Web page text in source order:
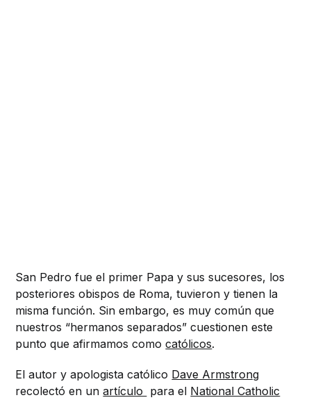
San Pedro fue el primer Papa y sus sucesores, los
posteriores obispos de Roma, tuvieron y tienen la
misma función. Sin embargo, es muy común que
nuestros “hermanos separados” cuestionen este
punto que afirmamos comocatólicos.
El autor y apologista católico Dave Armstrong
recolectó en unartículo para el National Catholic